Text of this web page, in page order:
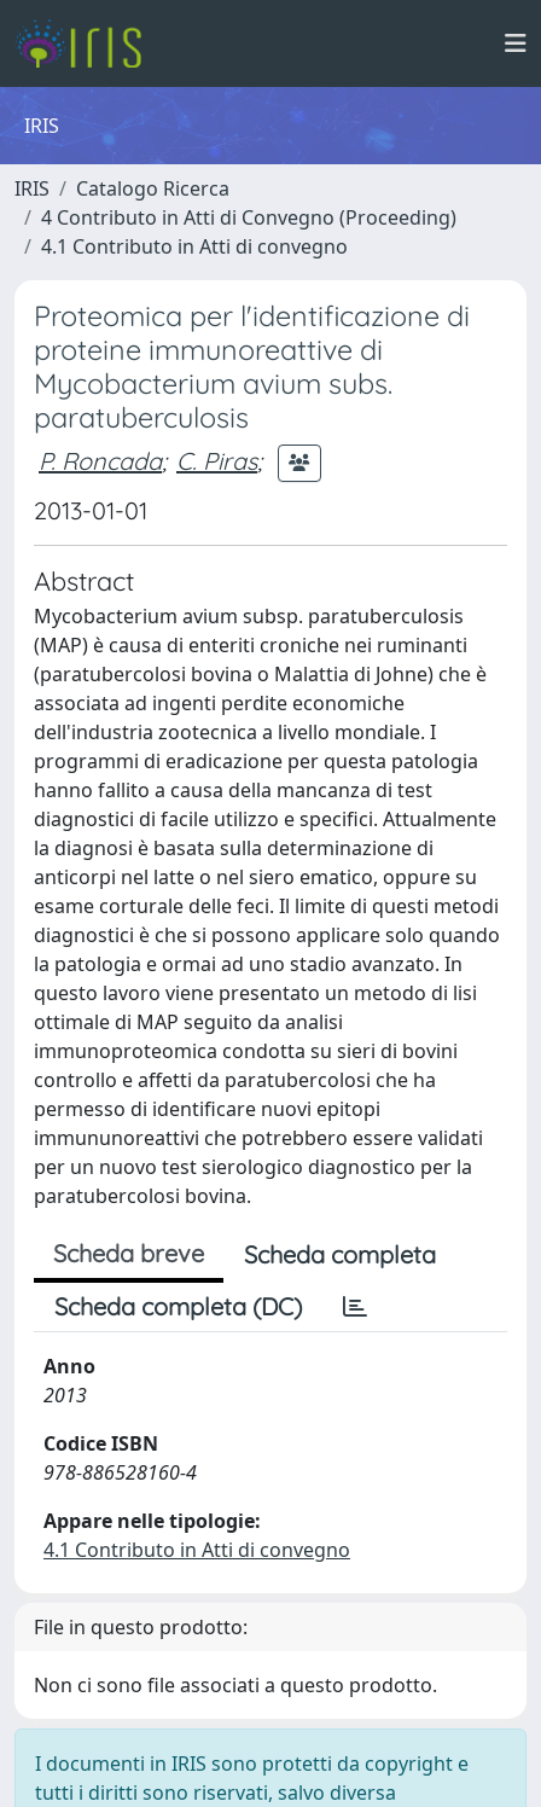
IRIS
IRIS
Catalogo Ricerca
4 Contributo in Atti di Convegno (Proceeding)
4.1 Contributo in Atti di convegno
Proteomica per l'identificazione di
proteine immunoreattive di
Mycobacterium avium subs.
paratuberculosis
P. Roncada; C. Piras;
2013-01-01
Abstract
Mycobacterium avium subsp. paratuberculosis
(MAP) è causa di enteriti croniche nei ruminanti
(paratubercolosi bovina o Malattia di Johne) che è
associata ad ingenti perdite economiche
dell'industria zootecnica a livello mondiale. I
programmi di eradicazione per questa patologia
hanno fallito a causa della mancanza di test
diagnostici di facile utilizzo e specifici. Attualmente
la diagnosi è basata sulla determinazione di
anticorpi nel latte o nel siero ematico, oppure su
esame corturale delle feci. Il limite di questi metodi
diagnostici è che si possono applicare solo quando
la patologia e ormai ad uno stadio avanzato. In
questo lavoro viene presentato un metodo di lisi
ottimale di MAP seguito da analisi
immunoproteomica condotta su sieri di bovini
controllo e affetti da paratubercolosi che ha
permesso di identificare nuovi epitopi
immununoreattivi che potrebbero essere validati
per un nuovo test sierologico diagnostico per la
paratubercolosi bovina.
Scheda breve
Scheda completa
Scheda completa (DC)
Anno
2013
Codice ISBN
978-886528160-4
Appare nelle tipologie:
4.1 Contributo in Atti di convegno
File in questo prodotto:
Non ci sono file associati a questo prodotto.
I documenti in IRIS sono protetti da copyright e
tutti i diritti sono riservati, salvo diversa